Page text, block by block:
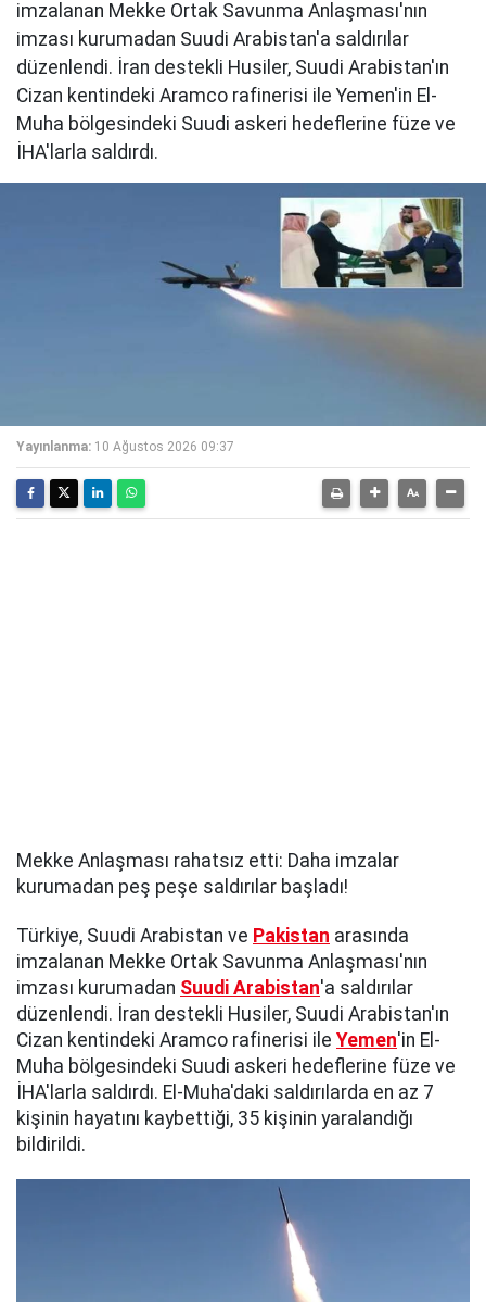
imzalanan Mekke Ortak Savunma Anlaşması'nın
imzası kurumadan Suudi Arabistan'a saldırılar
düzenlendi. İran destekli Husiler, Suudi Arabistan'ın
Cizan kentindeki Aramco rafinerisi ile Yemen'in El-
Muha bölgesindeki Suudi askeri hedeflerine füze ve
İHA'larla saldırdı.
Yayınlanma: 10 Ağustos 2026 09:37
Mekke Anlaşması rahatsız etti: Daha imzalar
kurumadan peş peşe saldırılar başladı!
Türkiye, Suudi Arabistan ve Pakistan arasında
imzalanan Mekke Ortak Savunma Anlaşması'nın
imzası kurumadan Suudi Arabistan'a saldırılar
düzenlendi. İran destekli Husiler, Suudi Arabistan'ın
Cizan kentindeki Aramco rafinerisi ile Yemen'in El-
Muha bölgesindeki Suudi askeri hedeflerine füze ve
İHA'larla saldırdı. El-Muha'daki saldırılarda en az 7
kişinin hayatını kaybettiği, 35 kişinin yaralandığı
bildirildi.